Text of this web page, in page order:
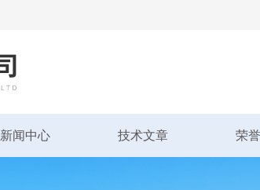
新闻中心 技术文章 荣